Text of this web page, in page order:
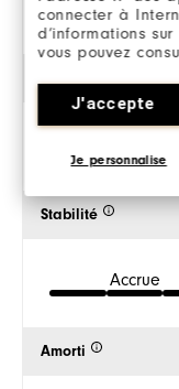
connecter à
d’informations
vous pouvez
J'accepte
Je personnalise
Athlétique
Stabilité
Accrue
Amorti